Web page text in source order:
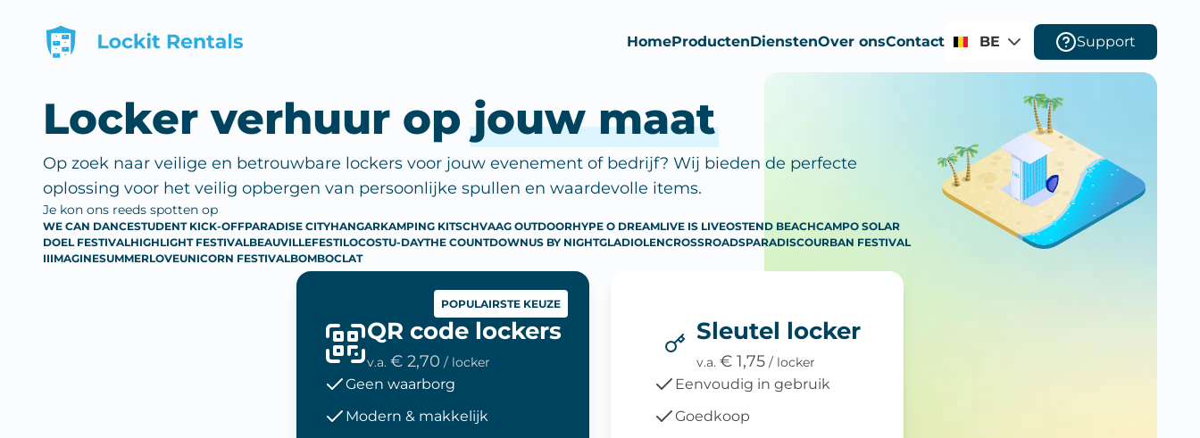
HomeProductenDienstenOver onsContact BE Support
Locker verhuur opjouw maat
Op zoek naar veilige en betrouwbare lockers voor jouw evenement of bedrijf? Wij bieden de perfecte
oplossing voor het veilig opbergen van persoonlijke spullen en waardevolle items.
Je kon ons reeds spotten op
WE CAN DANCESTUDENT KICK-OFFPARADISE CITYHANGARKAMPING KITSCHVAAG OUTDOORHYPE O DREAMLIVE IS LIVEOSTEND BEACHCAMPO SOLAR
DOEL FESTIVALHIGHLIGHT FESTIVALBEAUVILLEFESTILOCOSTU-DAYTHE COUNTDOWNUS BY NIGHTGLADIOLENCROSSROADSPARADISCOURBAN FESTIVAL
IIIMAGINESUMMERLOVEUNICORN FESTIVALBOMBOCLAT
POPULAIRSTE KEUZE
QR code lockers
v.a. € 2,70 / locker
Geen waarborg
Modern & makkelijk
Sleutel locker
v.a. € 1,75 / locker
Eenvoudig in gebruik
Goedkoop